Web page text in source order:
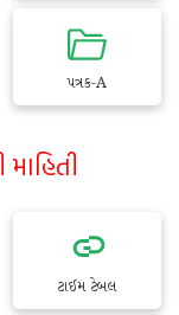
પત્રક-A
ટાઈમ ટેબલ